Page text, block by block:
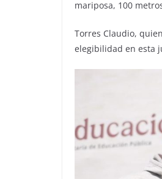
mariposa, 100
Torres Claudio,
elegibilidad en esta